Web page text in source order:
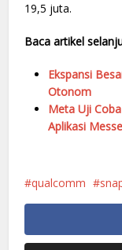
19,5 juta.
Baca artikel
Ekspansi
Otonom
Meta Uji
Aplikasi
qualcomm